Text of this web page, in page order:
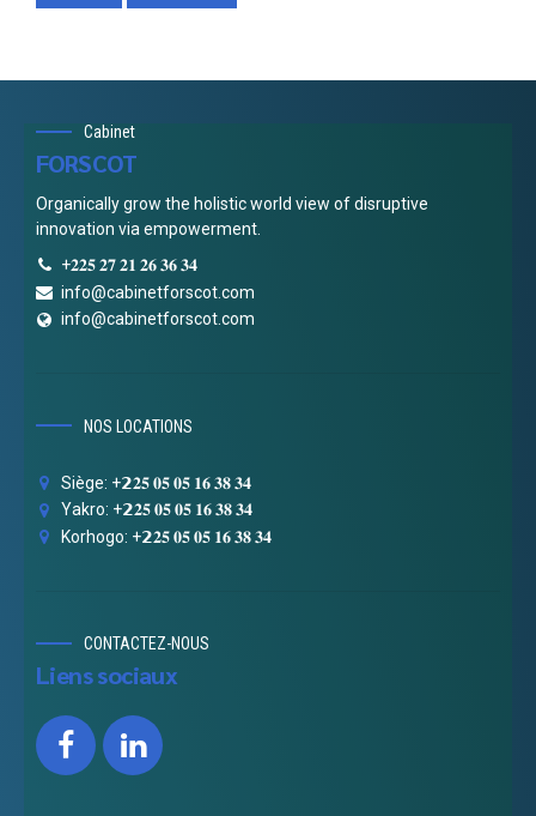
Cabinet
FORSCOT
Organically grow the holistic world view of disruptive
innovation via empowerment.
+𝟐𝟐𝟓 𝟐𝟕 𝟐𝟏 𝟐𝟔 𝟑𝟔 𝟑𝟒
info@cabinetforscot.com
info@cabinetforscot.com
NOS LOCATIONS
Siège: +𝟮𝟐𝟓 𝟎𝟓 𝟎𝟓 𝟏𝟔 𝟑𝟖 𝟑𝟒
Yakro: +𝟮𝟐𝟓 𝟎𝟓 𝟎𝟓 𝟏𝟔 𝟑𝟖 𝟑𝟒
Korhogo: +𝟮𝟐𝟓 𝟎𝟓 𝟎𝟓 𝟏𝟔 𝟑𝟖 𝟑𝟒
CONTACTEZ-NOUS
Liens sociaux